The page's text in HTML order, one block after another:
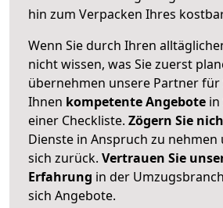
hin zum Verpacken Ihres
Wenn Sie durch Ihren
nicht wissen, was Sie zuerst
übernehmen unsere Partner für
Ihnen kompetente Angebote
einer Checkliste. Zögern Sie
Dienste in Anspruch zu nehmen
sich zurück. Vertrauen Sie
Erfahrung in der
sich Angebote.